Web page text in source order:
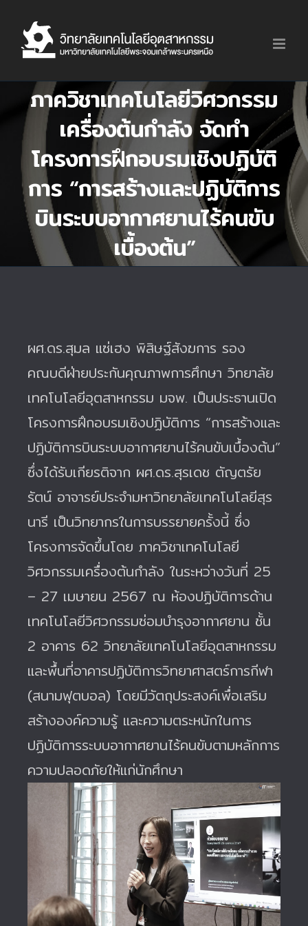
content
ภาควิชาเทคโนโลยีวิศวกรรม
เครื่องต้นกำลัง จัดทำ
โครงการฝึกอบรมเชิงปฏิบัติ
การ “การสร้างและปฏิบัติการ
บินระบบอากาศยานไร้คนขับ
เบื้องต้น”
ผศ.ดร.สุมล แซ่เฮง พิสิษฐ์สังฆการ รอง
คณบดีฝ่ายประกันคุณภาพการศึกษา วิทยาลัย
เทคโนโลยีอุตสาหกรรม มจพ. เป็นประธานเปิด
โครงการฝึกอบรมเชิงปฏิบัติการ “การสร้างและ
ปฏิบัติการบินระบบอากาศยานไร้คนขับเบื้องต้น”
ซึ่งได้รับเกียรติจาก ผศ.ดร.สุรเดช ตัญตรัย
รัตน์ อาจารย์ประจำมหาวิทยาลัยเทคโนโลยีสุร
นารี เป็นวิทยากรในการบรรยายครั้งนี้ ซึ่ง
โครงการจัดขึ้นโดย ภาควิชาเทคโนโลยี
วิศวกรรมเครื่องต้นกำลัง ในระหว่างวันที่ 25
– 27 เมษายน 2567 ณ ห้องปฏิบัติการด้าน
เทคโนโลยีวิศวกรรมซ่อมบำรุงอากาศยาน ชั้น
2 อาคาร 62 วิทยาลัยเทคโนโลยีอุตสาหกรรม
และพื้นที่อาคารปฏิบัติการวิทยาศาสตร์การกีฬา
(สนามฟุตบอล) โดยมีวัตถุประสงค์เพื่อเสริม
สร้างองค์ความรู้ และความตระหนักในการ
ปฏิบัติการระบบอากาศยานไร้คนขับตามหลักการ
ความปลอดภัยให้แก่นักศึกษา